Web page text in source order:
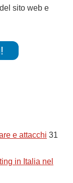
sito web e
e attacchi 31
in Italia nel